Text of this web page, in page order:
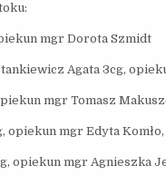
mgr Dorota Szmidt
Agata 3cg,
mgr Tomasz
opiekun mgr Edyta
opiekun mgr Agnieszka